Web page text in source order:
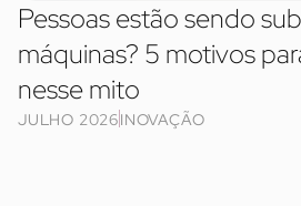
Pessoas estão sendo
máquinas? 5 motivos
nesse mito
JULHO 2026INOVAÇÃO